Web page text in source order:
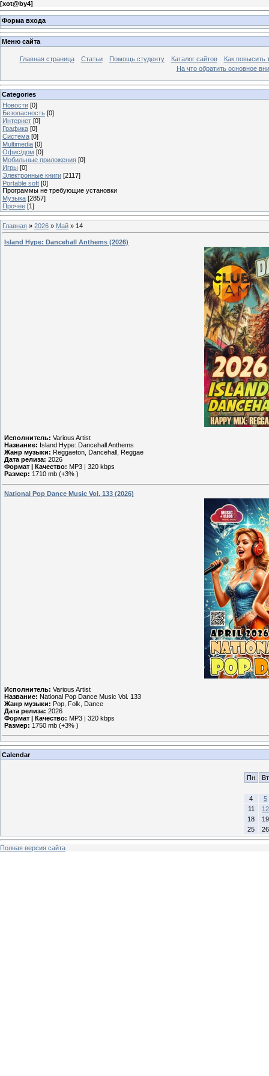
[xot@by4]
Форма входа
Меню сайта
Главная страница Статьи Помощь студенту Каталог сайтов
Как повысить
На что обратить основное
Categories
Новости [0]
Безопасность [0]
Интернет [0]
Графика [0]
Система [0]
Multimedia [0]
Офис/дом [0]
Мобильные приложения [0]
Игры [0]
Электронные книги [2117]
Portable soft [0]
Программы не требующие установки
Музыка [2857]
Прочее [1]
Главная » 2026 » Май » 14
Island Hype: Dancehall Anthems (2026)
Исполнитель: Various Artist
Название: Island Hype: Dancehall Anthems
Жанр музыки: Reggaeton, Dancehall, Reggae
Дата релиза: 2026
Формат | Качество: MP3 | 320 kbps
Размер: 1710 mb (+3% )
National Pop Dance Music Vol. 133 (2026)
Исполнитель: Various Artist
Название: National Pop Dance Music Vol. 133
Жанр музыки: Pop, Folk, Dance
Дата релиза: 2026
Формат | Качество: MP3 | 320 kbps
Размер: 1750 mb (+3% )
Calendar
Пн Вт
4
5
11
12
18
19
25
26
Полная версия сайта